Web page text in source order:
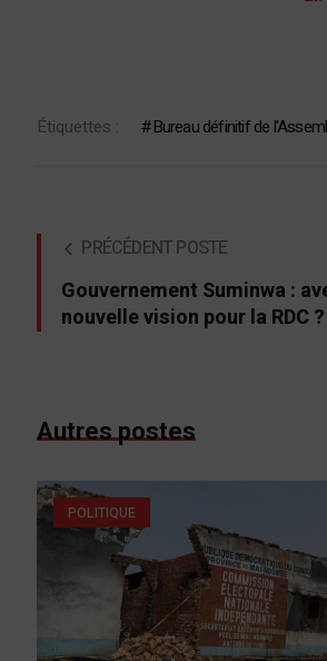
Étiquettes : Bureau définitif de
PRÉCÉDENT POSTE
Gouvernement Suminwa :
nouvelle vision pour la RDC ?
Autres postes
POLITIQUE